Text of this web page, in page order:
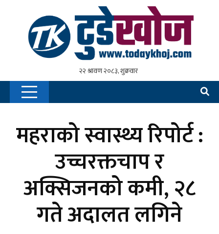
महराको स्वास्थ्य रिपोर्ट :
उच्चरक्तचाप र
अक्सिजनको कमी, २८
गते अदालत लगिने